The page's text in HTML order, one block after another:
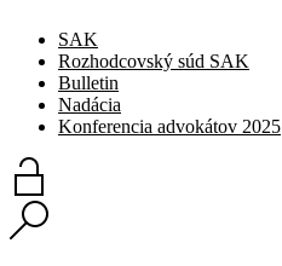
SAK
Rozhodcovský súd SAK
Bulletin
Nadácia
Konferencia advokátov 2025